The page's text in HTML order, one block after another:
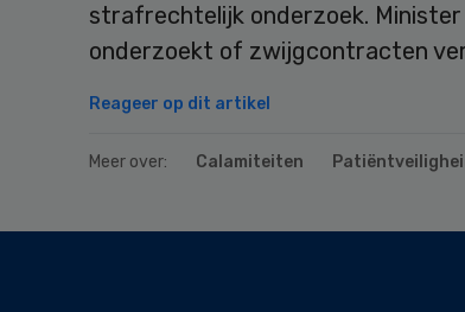
strafrechtelijk onderzoek.
onderzoekt of zwijgcontracten
Reageer op dit artikel
Meer over: Calamiteiten